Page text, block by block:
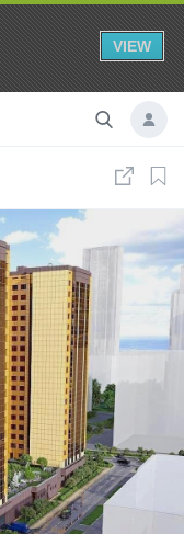
VIEW